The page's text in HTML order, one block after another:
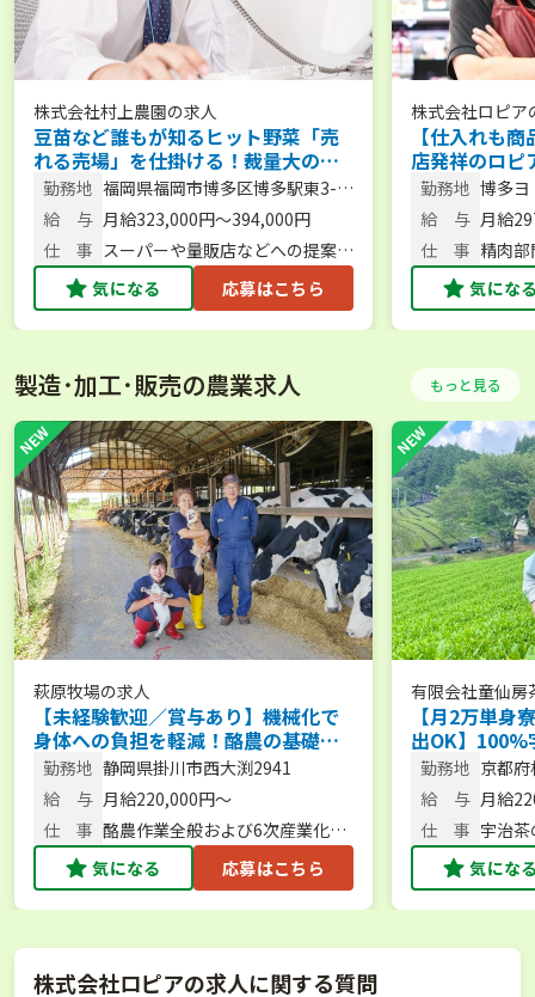
株式会社村上農園の求人
豆苗など誰もが知るヒット野菜「売
れる売場」を仕掛ける！裁量大の量
販店営業【年休125日／土日休み／月
給32万円以上】＠福岡県
勤務地 福岡県福岡市博多区博多駅東3-
11-14アバンダント90 804号室
給 与 月給323,000円～394,000円
仕 事 スーパーや量販店などへの提案営
業／企画提案
気になる 応募はこちら
株式会社ロピア
【仕入れも
店発祥のロピ
肉部門チー
勤務地 博多
区）
町）
（北
ュロ
岡白
店（
（北
（飯塚
給 与 月給
仕 事 精肉
販売
気にな
製造･加工･販売の農業求人 もっと見る
萩原牧場の求人
【未経験歓迎／賞与あり】機械化で
身体への負担を軽減！酪農の基礎か
ら学び、「食育活動」にも挑戦でき
る環境
勤務地 静岡県掛川市西大渕2941
給 与 月給220,000円〜
仕 事 酪農作業全般および6次産業化・
食育交流会の企画等
気になる 応募はこちら
有限会社童仙房
【月2万単身
出OK】
経験から始
お茶づくり
勤務地 京都
129
給 与 月給
仕 事 宇治
気にな
株式会社ロピアの求人に関する質問